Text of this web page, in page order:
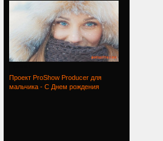
Проект ProShow Producer для
мальчика - С Днем рождения